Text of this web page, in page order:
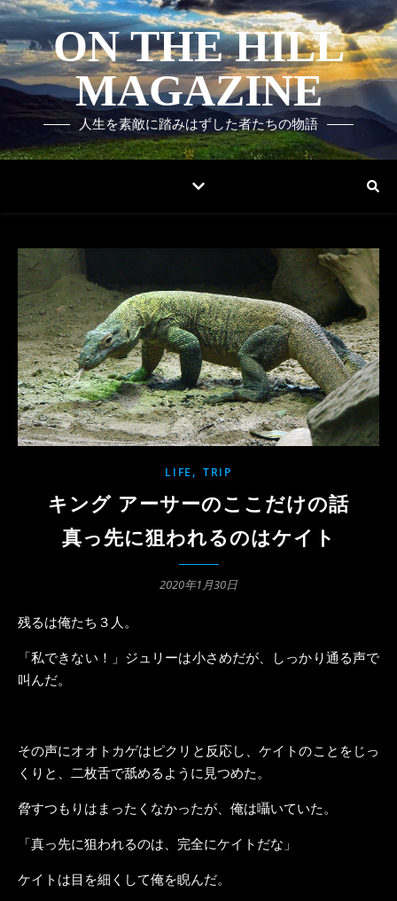
ON THE HILL
MAGAZINE
人生を素敵に踏みはずした者たちの物語
LIFE , TRIP
キング アーサーのここだけの話
真っ先に狙われるのはケイト
2020年1月30日
残るは俺たち３人。
「私できない！」ジュリーは小さめだが、しっかり通る声で
叫んだ。
その声にオオトカゲはピクリと反応し、ケイトのことをじっ
くりと、二枚舌で舐めるように見つめた。
脅すつもりはまったくなかったが、俺は囁いていた。
「真っ先に狙われるのは、完全にケイトだな」
ケイトは目を細くして俺を睨んだ。